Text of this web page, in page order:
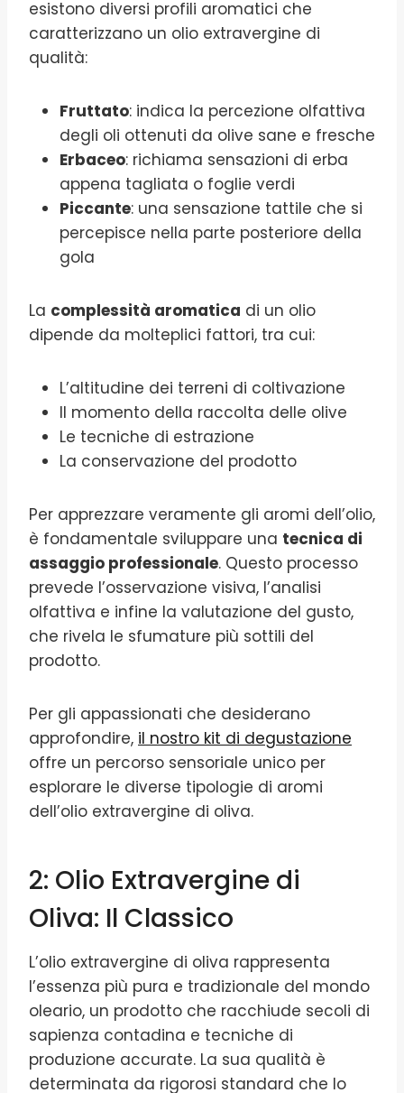
esistono diversi profili aromatici che
caratterizzano un olio extravergine di
qualità:
Fruttato: indica la percezione olfattiva
degli oli ottenuti da olive sane e fresche
Erbaceo: richiama sensazioni di erba
appena tagliata o foglie verdi
Piccante: una sensazione tattile che si
percepisce nella parte posteriore della
gola
La complessità aromatica di un olio
dipende da molteplici fattori, tra cui:
L’altitudine dei terreni di coltivazione
Il momento della raccolta delle olive
Le tecniche di estrazione
La conservazione del prodotto
Per apprezzare veramente gli aromi dell’olio,
è fondamentale sviluppare una tecnica di
assaggio professionale. Questo processo
prevede l’osservazione visiva, l’analisi
olfattiva e infine la valutazione del gusto,
che rivela le sfumature più sottili del
prodotto.
Per gli appassionati che desiderano
approfondire, il nostro kit di degustazione
offre un percorso sensoriale unico per
esplorare le diverse tipologie di aromi
dell’olio extravergine di oliva.
2: Olio Extravergine di
Oliva: Il Classico
L’olio extravergine di oliva rappresenta
l’essenza più pura e tradizionale del mondo
oleario, un prodotto che racchiude secoli di
sapienza contadina e tecniche di
produzione accurate. La sua qualità è
determinata da rigorosi standard che lo